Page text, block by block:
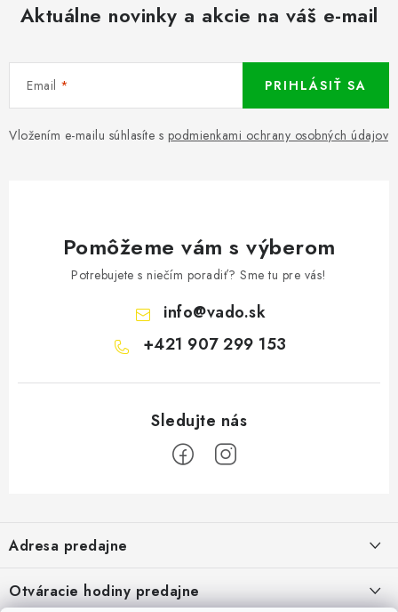
Aktuálne novinky a akcie na váš e-mail
Email
Vložením e-mailu súhlasíte s podmienkami ochrany osobných údajov
PRIHLÁSIŤ SA
Pomôžeme vám s výberom
Potrebujete s niečím poradiť? Sme tu pre vás!
info@vado.sk
+421 907 299 153
p
ä
t
Adresa predajne
Pekárska 4, 941 31 Dvory nad Žitavou
Otváracie hodiny predajne